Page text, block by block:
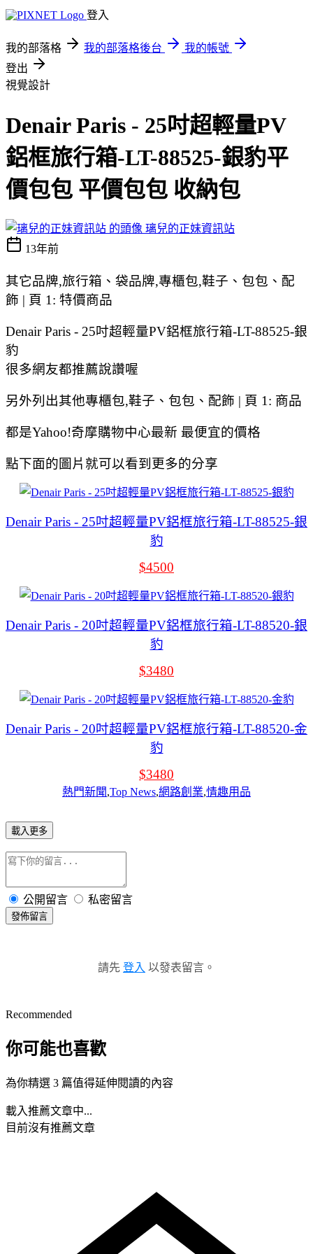
登入
我的部落格 我的部落格後台
我的帳號
登出
視覺設計
Denair Paris - 25吋超輕量PV
鋁框旅行箱-LT-88525-銀豹平
價包包 平價包包 收納包
璃兒的正妹資訊站
13年前
其它品牌,旅行箱、袋品牌,專櫃包,鞋子、包包、配
飾 | 頁 1: 特價商品
Denair Paris - 25吋超輕量PV鋁框旅行箱-LT-88525-銀
豹
很多網友都推薦說讚喔
另外列出其他專櫃包,鞋子、包包、配飾 | 頁 1: 商品
都是Yahoo!奇摩購物中心最新 最便宜的價格
點下面的圖片就可以看到更多的分享
Denair Paris - 25吋超輕量PV鋁框旅行箱-LT-88525-銀
豹
$4500
Denair Paris - 20吋超輕量PV鋁框旅行箱-LT-88520-銀
豹
$3480
Denair Paris - 20吋超輕量PV鋁框旅行箱-LT-88520-金
豹
$3480
熱門新聞,Top News,網路創業,情趣用品
載入更多
公開留言 私密留言
發佈留言
請先 登入 以發表留言。
Recommended
你可能也喜歡
為你精選 3 篇值得延伸閱讀的內容
載入推薦文章中...
目前沒有推薦文章